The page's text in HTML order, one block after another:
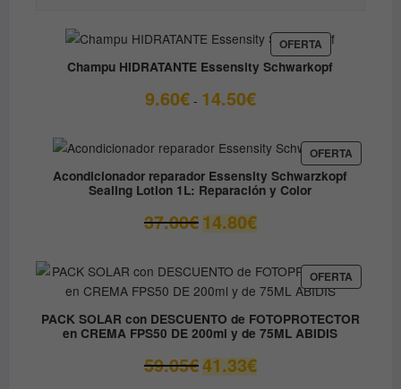
OFERTA PRODUCTO
EN
OFERTA
Champu HIDRATANTE Essensity Schwarkopf
9.60€ - 14.50€Rango
desde
9.60€
hasta
14.50€
OFERTA
EN
Acondicionador reparador Essensity Schwarzkopf
Sealing Lotion 1L: Reparación y Color
37.00€ El
precio
era:
37.00€.
14.80€El
precio
es:
14.80€.
OFERTA
EN
PACK SOLAR con DESCUENTO de FOTOPROTECTOR
en CREMA FPS50 DE 200ml y de 75ML ABIDIS
59.05€ El
precio
41.33€El
precio